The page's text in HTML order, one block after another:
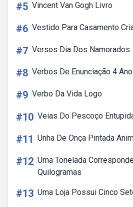
#5 Vincent Van Gogh Livro
#6 Vestido Para Casamento
#7 Versos Dia Dos Namorados
#8 Verbos De Enunciação 4
#9 Verbo Da Vida Logo
#10 Veias Do Pescoço
#11 Unha De Onça Pintada
#12 Uma Tonelada
Quilogramas
#13 Uma Loja Possui Cinco